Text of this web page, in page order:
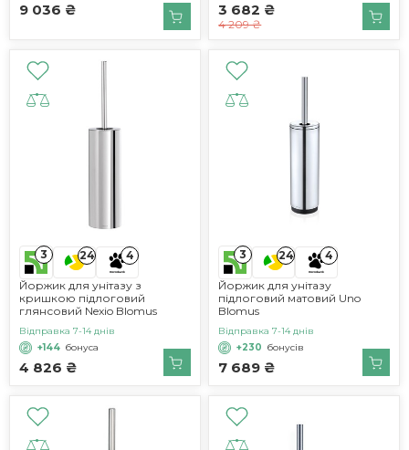
9 036 ₴ 3 682 ₴
4 209 ₴
3 24 4
Йоржик для унітазу з
кришкою підлоговий
глянсовий Nexio Blomus
4 826 ₴
Відправка 7-14 днів
+144 бонуса
3 24 4
Йоржик для унітазу
підлоговий матовий Uno
Blomus
7 689 ₴
Відправка 7-14 днів
+230 бонусів